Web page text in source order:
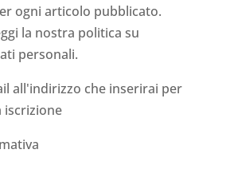
ogni articolo pubblicato.
la nostra politica su
personali.
all'indirizzo che inserirai per
iscrizione